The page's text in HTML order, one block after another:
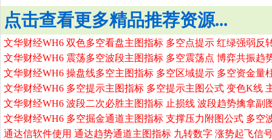
点击查看更多精品推荐资源...
文华财经WH6 双色多空看盘主图指标 多空点提示 红绿强弱反
文华财经WH6 震荡多空波段主图指标 多空震荡点 博弈共振趋
文华财经WH6 操盘线多空主图指标 多空区域提示 多空资金量
文华财经WH6 多空提示主图指标 多空提示主图公式 变色K线
文华财经WH6 波段二次必胜主图指标 止损线 波段趋势擒拿副
文华财经WH6 多空掘金通道主图指标 支撑压力附图公式 多空
通达信软件使用 通达趋势通道主图指标 九转数字 涨势起飞信